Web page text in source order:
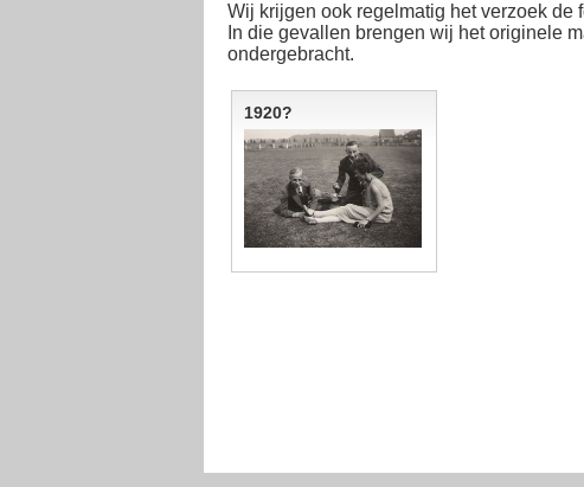
Wij krijgen ook regelmatig het verzoek
In die gevallen brengen wij het originele
ondergebracht.
1920?